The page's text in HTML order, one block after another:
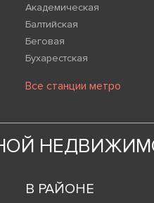
Академическая
Балтийская
Беговая
Бухарестская
Все станции метро
В РАЙОНЕ